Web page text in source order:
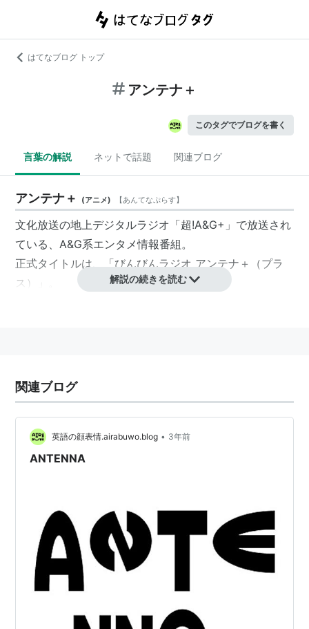
はてなブログ トップ
アンテナ＋
このタグでブログを書く
言葉の解説 ネットで話題 関連ブログ
アンテナ＋ (アニメ) 【あんてなぷらす】
文化放送の地上デジタルラジオ「超!A&G+」で放送され
ている、A&G系エンタメ情報番組。
正式タイトルは、「びんびんラジオ アンテナ＋（プラ
ス）」。
放送時間
01:00）
毎週金曜日12:30〜13:00、毎週日曜日20:30〜
パーソナリティー
藤田由美子
赤崎千夏
構成作家
松本勇平
解説の続きを読む
関連ブログ
英語の顔表情.airabuwo.blog • 3年前
ANTENNA